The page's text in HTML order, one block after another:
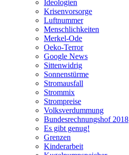
Ideologien
Krisenvorsorge
Luftnummer
Menschlichkeiten
Merkel-Ode
Oeko-Terror
Google News
Sittenwidrig
Sonnenstürme
Stromausfall
Strommix
Strompreise
Volksverdummung
Bundesrechnungshof 2018
Es gibt genug!
Grenzen
Kinderarbeit